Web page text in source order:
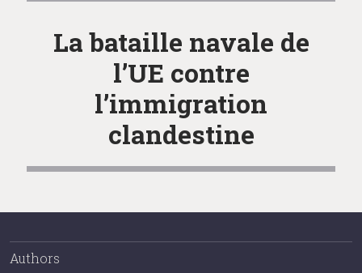
La bataille navale de
l’UE contre
l’immigration
clandestine
Authors